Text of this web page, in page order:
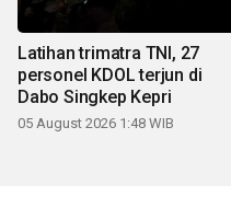
Latihan trimatra TNI, 27
personel KDOL terjun di
Dabo Singkep Kepri
05 August 2026 1:48 WIB